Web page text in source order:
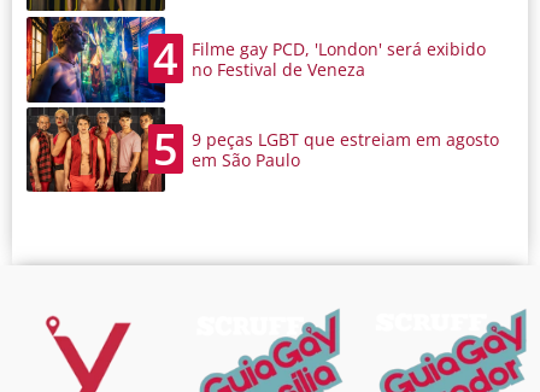
4
Filme gay PCD, 'London' será exibido
no Festival de Veneza
5
9 peças LGBT que estreiam em agosto
em São Paulo